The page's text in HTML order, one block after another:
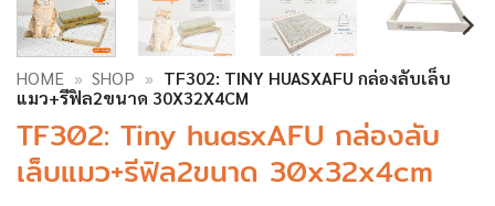
HOME » SHOP » TF302: TINY HUASXAFU กล่องลับเล็บ
แมว+รีฟิล2ขนาด 30X32X4CM
TF302: Tiny huasxAFU กล่องลับ
เล็บแมว+รีฟิล2ขนาด 30x32x4cm